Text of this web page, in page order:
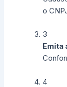
o
3
Emita
4